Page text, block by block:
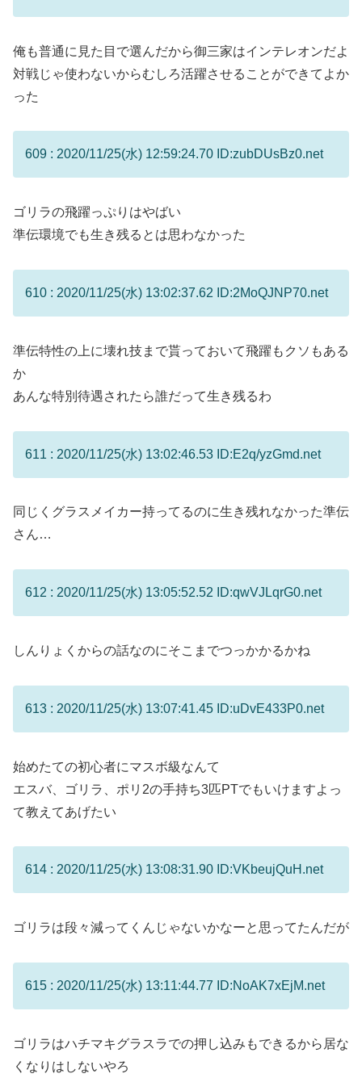
俺も普通に見た目で選んだから御三家はインテレオンだよ
対戦じゃ使わないからむしろ活躍させることができてよか
った
609 : 2020/11/25(水) 12:59:24.70 ID:zubDUsBz0.net
ゴリラの飛躍っぷりはやばい
準伝環境でも生き残るとは思わなかった
610 : 2020/11/25(水) 13:02:37.62 ID:2MoQJNP70.net
準伝特性の上に壊れ技まで貰っておいて飛躍もクソもある
か
あんな特別待遇されたら誰だって生き残るわ
611 : 2020/11/25(水) 13:02:46.53 ID:E2q/yzGmd.net
同じくグラスメイカー持ってるのに生き残れなかった準伝
さん…
612 : 2020/11/25(水) 13:05:52.52 ID:qwVJLqrG0.net
しんりょくからの話なのにそこまでつっかかるかね
613 : 2020/11/25(水) 13:07:41.45 ID:uDvE433P0.net
始めたての初心者にマスボ級なんて
エスバ、ゴリラ、ポリ2の手持ち3匹PTでもいけますよっ
て教えてあげたい
614 : 2020/11/25(水) 13:08:31.90 ID:VKbeujQuH.net
ゴリラは段々減ってくんじゃないかなーと思ってたんだが
615 : 2020/11/25(水) 13:11:44.77 ID:NoAK7xEjM.net
ゴリラはハチマキグラスラでの押し込みもできるから居な
くなりはしないやろ